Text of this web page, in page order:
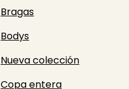
Bragas
Bodys
Nueva colección
Copa entera